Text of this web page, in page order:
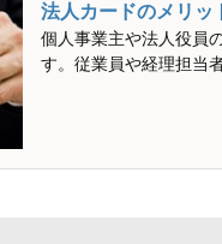
法人カードのメリッ
個人事業主や法人役員
す。従業員や経理担当